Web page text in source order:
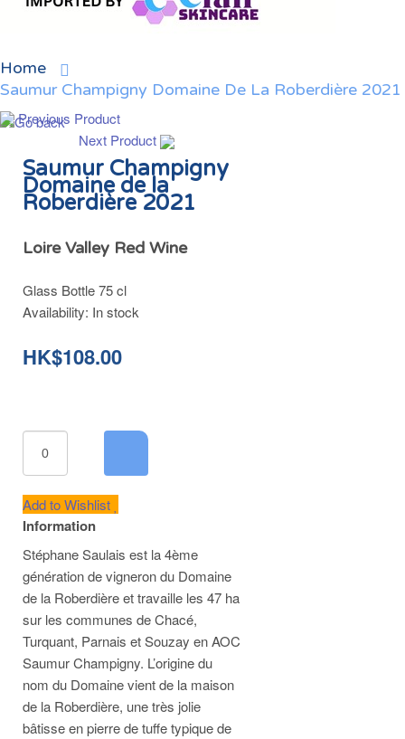
Home
Saumur Champigny Domaine De La Roberdière 2021
Previous Product
Next Product
Saumur Champigny
Domaine de la
Roberdière 2021
Loire Valley Red Wine
Glass Bottle 75 cl
Availability: In stock
HK$108.00
Add to Wishlist
Information
Stéphane Saulais est la 4ème
génération de vigneron du Domaine
de la Roberdière et travaille les 47 ha
sur les communes de Chacé,
Turquant, Parnais et Souzay en AOC
Saumur Champigny. L’origine du
nom du Domaine vient de la maison
de la Roberdière, une très jolie
bâtisse en pierre de tuffe typique de